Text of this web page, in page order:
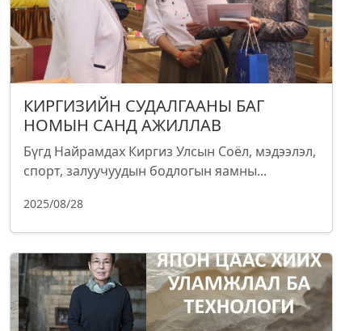
КИРГИЗИЙН СУДАЛГААНЫ БАГ
НОМЫН САНД АЖИЛЛАВ
Бүгд Найрамдах Киргиз Улсын Соёл, мэдээлэл,
спорт, залуучуудын бодлогын яамны...
2025/08/28